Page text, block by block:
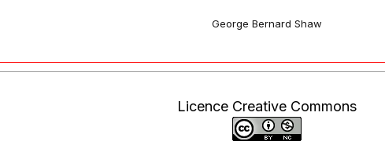
George Bernard Shaw
Licence Creative Commons